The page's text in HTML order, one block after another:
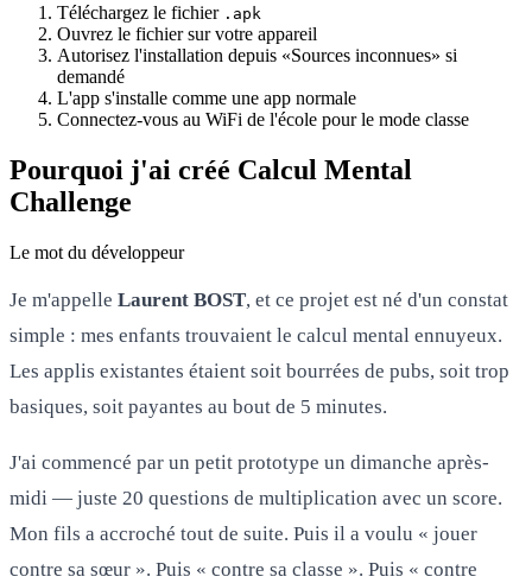
Téléchargez le fichier .apk
Ouvrez le fichier sur votre appareil
Autorisez l'installation depuis «Sources inconnues» si
demandé
L'app s'installe comme une app normale
Connectez-vous au WiFi de l'école pour le mode classe
Pourquoi j'ai créé Calcul Mental
Challenge
Le mot du développeur
Je m'appelle Laurent BOST, et ce projet est né d'un constat
simple : mes enfants trouvaient le calcul mental ennuyeux.
Les applis existantes étaient soit bourrées de pubs, soit trop
basiques, soit payantes au bout de 5 minutes.
J'ai commencé par un petit prototype un dimanche après-
midi — juste 20 questions de multiplication avec un score.
Mon fils a accroché tout de suite. Puis il a voulu « jouer
contre sa sœur ». Puis « contre sa classe ». Puis « contre